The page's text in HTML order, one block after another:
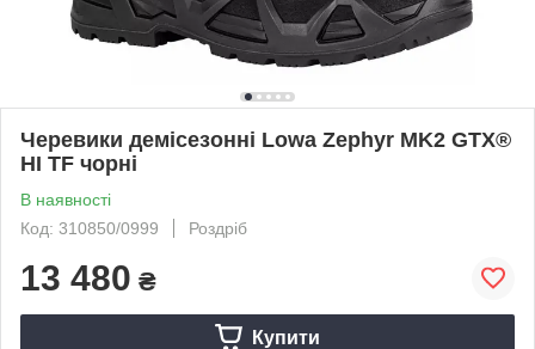
Черевики демісезонні Lowa Zephyr MK2 GTX®
HI TF чорні
В наявності
Код: 310850/0999
Роздріб
13 480 ₴
Купити